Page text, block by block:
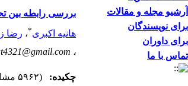
آرشیو مجله و مقالات
برای نویسندگان
برای داوران
تماس با ما
بررسی رابطه بین
هانیه اکبری*، رضا
،
چکیده: (۵۹۶۲ مشاهده)